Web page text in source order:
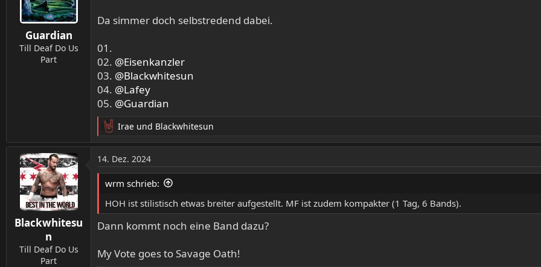
n
n
:
Guardian
Till Deaf Do Us
Part
Da simmer doch selbstredend dabei.
01.
02. @Eisenkanzler
03. @Blackwhitesun
04. @Lafey
05. @Guardian
R
e
a
k
t
o
n
e
Irae und Blackwhitesun
Blackwhitesu
n
Till Deaf Do Us
Part
14. Dez. 2024
wrm schrieb:
HOH ist stilistisch etwas breiter aufgestellt. MF ist zudem kompakter (1 Tag, 6 Bands).
Dann kommt noch eine Band dazu?
My Vote goes to Savage Oath!